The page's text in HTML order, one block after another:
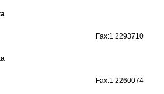
Fax:1 2293710
Fax:1 2260074